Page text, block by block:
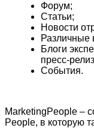
Форум;
Статьи;
Новости
Различные
Блоги
пресс-
События.
MarketingPeople –
People, в которую